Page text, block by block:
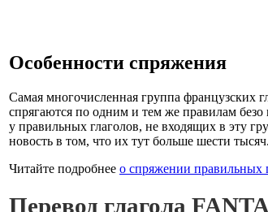
Особенности спряжения
Самая многочисленная группа французских
спрягаются по одним и тем же правилам безо
у правильных глаголов, не входящих в эту
новость в том, что их тут больше шести
Читайте подробнее о спряжении правильных
Перевод глагола